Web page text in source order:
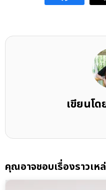
เขียนโด
คุณอาจชอบเรื่องราวเห